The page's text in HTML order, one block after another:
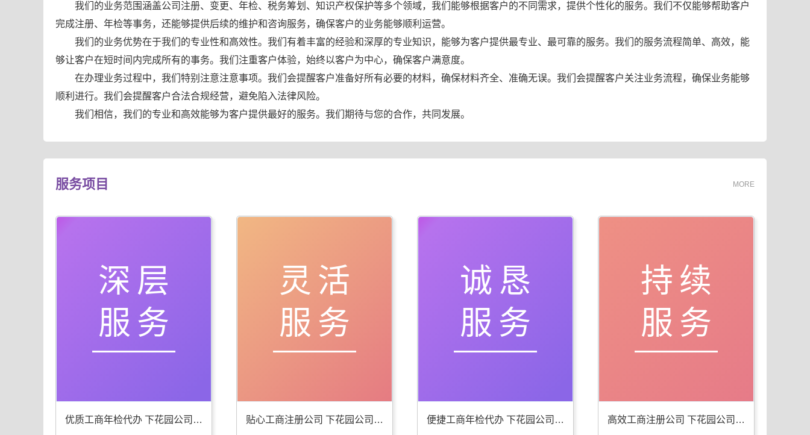
我们的业务范围涵盖公司注册、变更、年检、税务筹划、知识产权保护等多个领域，我们能够根据客户的不同需求，提供个性化的服务。我们不仅能够帮助客户
完成注册、年检等事务，还能够提供后续的维护和咨询服务，确保客户的业务能够顺利运营。
我们的业务优势在于我们的专业性和高效性。我们有着丰富的经验和深厚的专业知识，能够为客户提供最专业、最可靠的服务。我们的服务流程简单、高效，能
够让客户在短时间内完成所有的事务。我们注重客户体验，始终以客户为中心，确保客户满意度。
在办理业务过程中，我们特别注意注意事项。我们会提醒客户准备好所有必要的材料，确保材料齐全、准确无误。我们会提醒客户关注业务流程，确保业务能够
顺利进行。我们会提醒客户合法合规经营，避免陷入法律风险。
我们相信，我们的专业和高效能够为客户提供最好的服务。我们期待与您的合作，共同发展。
服务项目 MORE
深层
服务
优质工商年检代办 下花园公司注册服务棒
灵活
服务
贴心工商注册公司 下花园公司注册服务好
诚恳
服务
便捷工商年检代办 下花园公司注册服务佳
持续
服务
高效工商注册公司 下花园公司注册服务全